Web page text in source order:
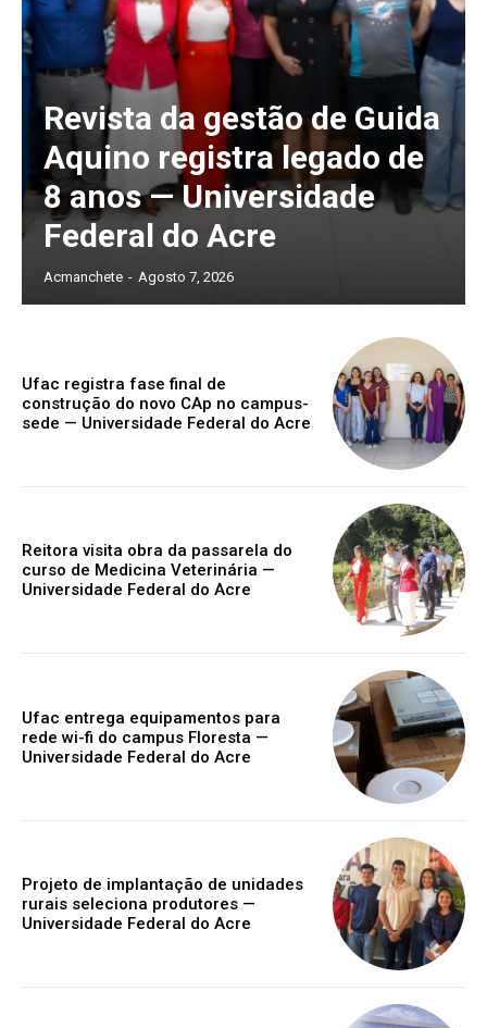
Revista da gestão de Guida
Aquino registra legado de
8 anos — Universidade
Federal do Acre
Acmanchete - Agosto 7, 2026
Ufac registra fase final de
construção do novo CAp no campus-
sede — Universidade Federal do Acre
Reitora visita obra da passarela do
curso de Medicina Veterinária —
Universidade Federal do Acre
Ufac entrega equipamentos para
rede wi-fi do campus Floresta —
Universidade Federal do Acre
Projeto de implantação de unidades
rurais seleciona produtores —
Universidade Federal do Acre